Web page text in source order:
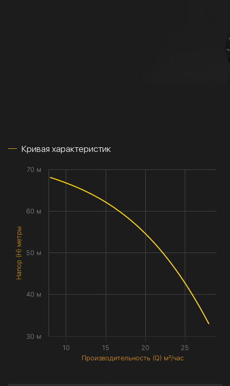
Кривая характеристик
Производительность (Q) м³/час
Напор (H) метры
10 15 20 25
30 м
40 м
50 м
60 м
70 м